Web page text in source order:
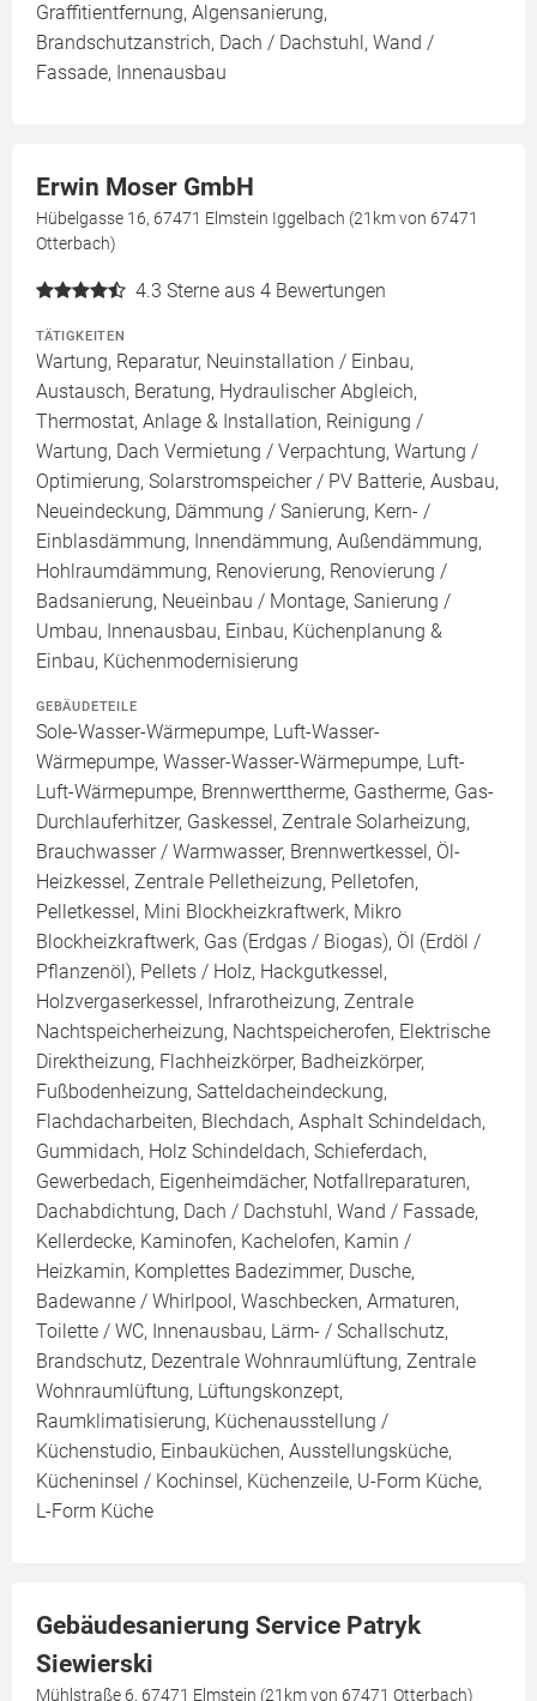
Graffitientfernung, Algensanierung,
Brandschutzanstrich, Dach / Dachstuhl, Wand /
Fassade, Innenausbau
Erwin Moser GmbH
Hübelgasse 16, 67471 Elmstein Iggelbach (21km von 67471
Otterbach)
4.3 Sterne aus 4 Bewertungen
TÄTIGKEITEN
Wartung, Reparatur, Neuinstallation / Einbau,
Austausch, Beratung, Hydraulischer Abgleich,
Thermostat, Anlage & Installation, Reinigung /
Wartung, Dach Vermietung / Verpachtung, Wartung /
Optimierung, Solarstromspeicher / PV Batterie, Ausbau,
Neueindeckung, Dämmung / Sanierung, Kern- /
Einblasdämmung, Innendämmung, Außendämmung,
Hohlraumdämmung, Renovierung, Renovierung /
Badsanierung, Neueinbau / Montage, Sanierung /
Umbau, Innenausbau, Einbau, Küchenplanung &
Einbau, Küchenmodernisierung
GEBÄUDETEILE
Sole-Wasser-Wärmepumpe, Luft-Wasser-
Wärmepumpe, Wasser-Wasser-Wärmepumpe, Luft-
Luft-Wärmepumpe, Brennwerttherme, Gastherme, Gas-
Durchlauferhitzer, Gaskessel, Zentrale Solarheizung,
Brauchwasser / Warmwasser, Brennwertkessel, Öl-
Heizkessel, Zentrale Pelletheizung, Pelletofen,
Pelletkessel, Mini Blockheizkraftwerk, Mikro
Blockheizkraftwerk, Gas (Erdgas / Biogas), Öl (Erdöl /
Pflanzenöl), Pellets / Holz, Hackgutkessel,
Holzvergaserkessel, Infrarotheizung, Zentrale
Nachtspeicherheizung, Nachtspeicherofen, Elektrische
Direktheizung, Flachheizkörper, Badheizkörper,
Fußbodenheizung, Satteldacheindeckung,
Flachdacharbeiten, Blechdach, Asphalt Schindeldach,
Gummidach, Holz Schindeldach, Schieferdach,
Gewerbedach, Eigenheimdächer, Notfallreparaturen,
Dachabdichtung, Dach / Dachstuhl, Wand / Fassade,
Kellerdecke, Kaminofen, Kachelofen, Kamin /
Heizkamin, Komplettes Badezimmer, Dusche,
Badewanne / Whirlpool, Waschbecken, Armaturen,
Toilette / WC, Innenausbau, Lärm- / Schallschutz,
Brandschutz, Dezentrale Wohnraumlüftung, Zentrale
Wohnraumlüftung, Lüftungskonzept,
Raumklimatisierung, Küchenausstellung /
Küchenstudio, Einbauküchen, Ausstellungsküche,
Kücheninsel / Kochinsel, Küchenzeile, U-Form Küche,
L-Form Küche
Gebäudesanierung Service Patryk
Siewierski
Mühlstraße 6, 67471 Elmstein (21km von 67471 Otterbach)